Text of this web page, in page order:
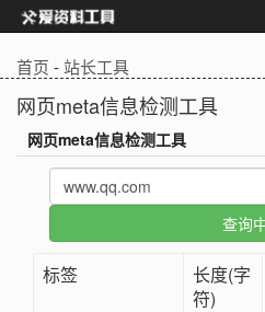
首页 - 站长工具
网页meta信息检测工具
网页meta信息检测工具
标签
长度(字
符)